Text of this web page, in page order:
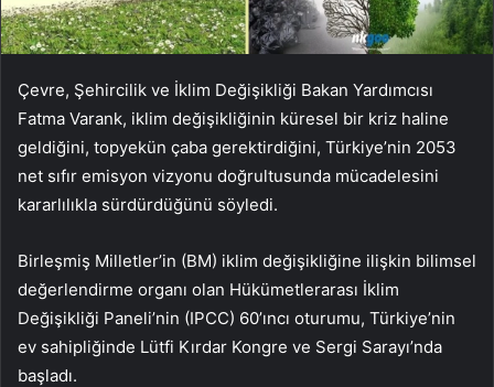
Çevre, Şehircilik ve İklim Değişikliği Bakan Yardımcısı
Fatma Varank, iklim değişikliğinin küresel bir kriz haline
geldiğini, topyekün çaba gerektirdiğini, Türkiye’nin 2053
net sıfır emisyon vizyonu doğrultusunda mücadelesini
kararlılıkla sürdürdüğünü söyledi.
Birleşmiş Milletler’in (BM) iklim değişikliğine ilişkin bilimsel
değerlendirme organı olan Hükümetlerarası İklim
Değişikliği Paneli’nin (IPCC) 60’ıncı oturumu, Türkiye’nin
ev sahipliğinde Lütfi Kırdar Kongre ve Sergi Sarayı’nda
başladı.